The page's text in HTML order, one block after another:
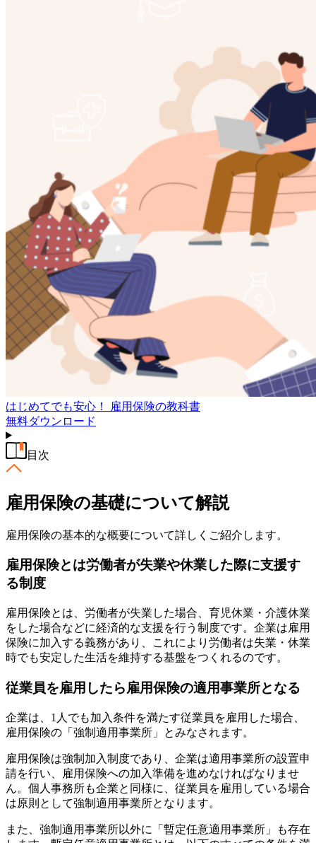
はじめてでも安心！ 雇用保険の教科書
無料ダウンロード
目次
雇用保険の基礎について解説
雇用保険の基本的な概要について詳しくご紹介します。
雇用保険とは労働者が失業や休業した際に支援す
る制度
雇用保険とは、労働者が失業した場合、育児休業・介護休業
をした場合などに経済的な支援を行う制度です。企業は雇用
保険に加入する義務があり、これにより労働者は失業・休業
時でも安定した生活を維持する基盤をつくれるのです。
従業員を雇用したら雇用保険の適用事業所となる
企業は、1人でも加入条件を満たす従業員を雇用した場合、
雇用保険の「強制適用事業所」とみなされます。
雇用保険は強制加入制度であり、企業は適用事業所の設置申
請を行い、雇用保険への加入準備を進めなければなりませ
ん。個人事務所も企業と同様に、従業員を雇用している場合
は原則として強制適用事業所となります。
また、強制適用事業所以外に「暫定任意適用事業所」も存在